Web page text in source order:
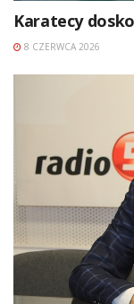
Karatecy
8 CZERWCA 2026